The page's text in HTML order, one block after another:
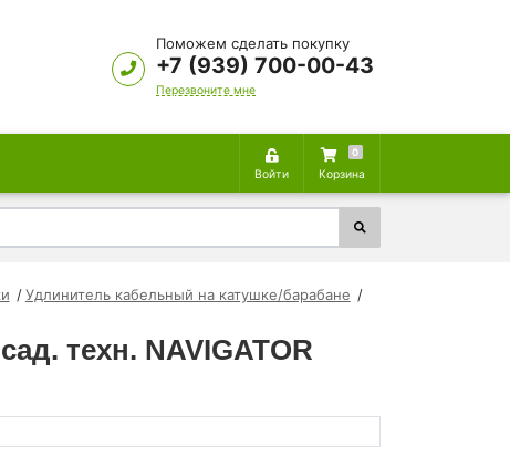
Поможем сделать покупку
+7 (939) 700-00-43
Перезвоните мне
Войти
0
Корзина
Удлинитель кабельный на катушке/барабане
техн. NAVIGATOR